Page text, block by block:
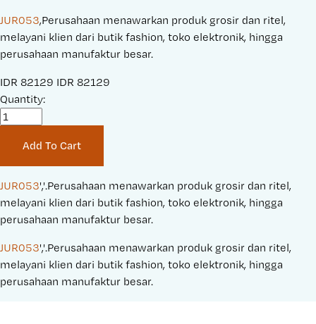
JUR053,Perusahaan menawarkan produk grosir dan ritel,
melayani klien dari butik fashion, toko elektronik, hingga
perusahaan manufaktur besar.
S
a
r
i
c
e
IDR 82129 O
n
a
l
P
i
c
e
IDR 82129
Quantity:
Add To Cart
JUR053','.Perusahaan menawarkan produk grosir dan ritel,
melayani klien dari butik fashion, toko elektronik, hingga
perusahaan manufaktur besar.
JUR053','.Perusahaan menawarkan produk grosir dan ritel,
melayani klien dari butik fashion, toko elektronik, hingga
perusahaan manufaktur besar.